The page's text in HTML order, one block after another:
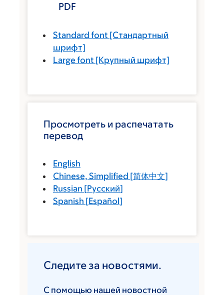
PDF
Standard font [Стандартный
шрифт]
Large font [Крупный шрифт]
Просмотреть и распечатать
перевод
English
Chinese, Simplified [简体中文]
Russian [Русский]
Spanish [Español]
Следите за новостями.
С помощью нашей новостной